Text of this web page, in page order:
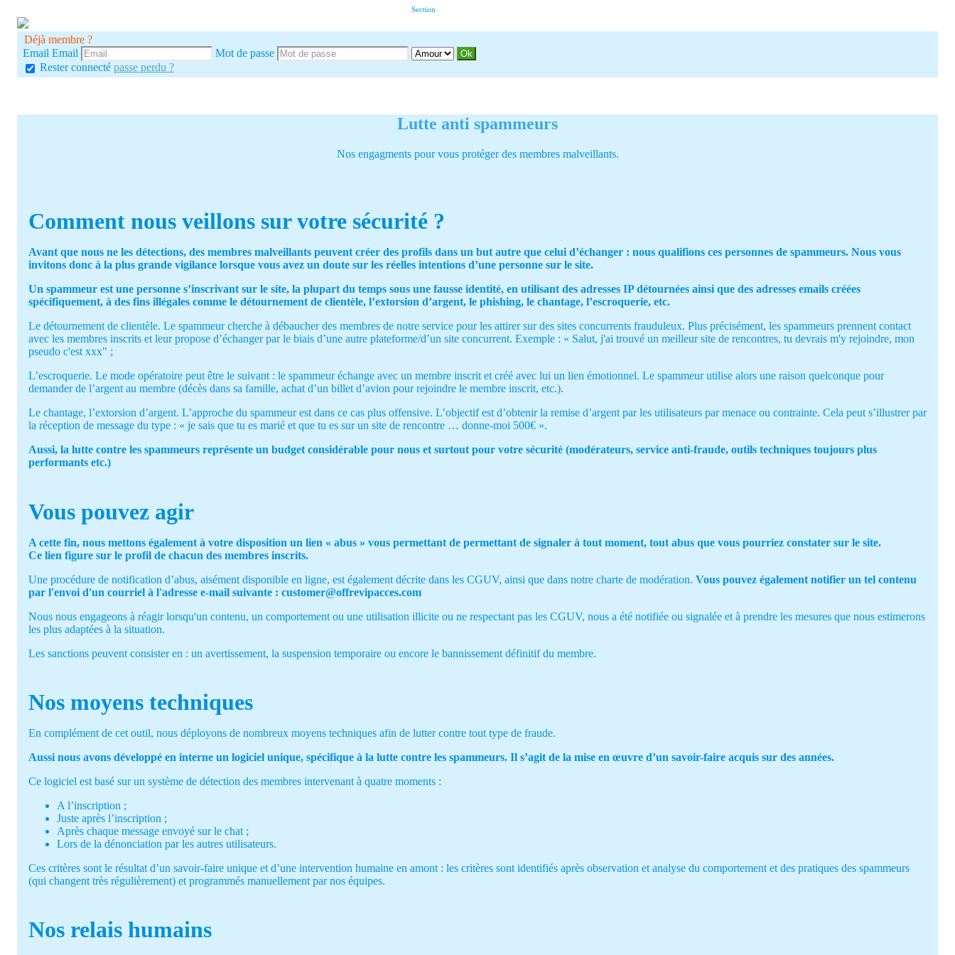
Déjà membre ?
Email Email Mot de passe
Section
Rester connecté passe perdu ?
Lutte anti spammeurs
Nos engagments pour vous protéger des membres malveillants.
Comment nous veillons sur votre sécurité ?
Avant que nous ne les détections, des membres malveillants peuvent créer des profils dans un but autre que celui d’échanger : nous qualifions ces personnes de spammeurs. Nous vous
invitons donc à la plus grande vigilance lorsque vous avez un doute sur les réelles intentions d’une personne sur le site.
Un spammeur est une personne s’inscrivant sur le site, la plupart du temps sous une fausse identité, en utilisant des adresses IP détournées ainsi que des adresses emails créées
spécifiquement, à des fins illégales comme le détournement de clientèle, l’extorsion d’argent, le phishing, le chantage, l’escroquerie, etc.
Le détournement de clientèle. Le spammeur cherche à débaucher des membres de notre service pour les attirer sur des sites concurrents frauduleux. Plus précisément, les spammeurs prennent contact
avec les membres inscrits et leur propose d’échanger par le biais d’une autre plateforme/d’un site concurrent. Exemple : « Salut, j'ai trouvé un meilleur site de rencontres, tu devrais m'y rejoindre, mon
pseudo c'est xxx" ;
L’escroquerie. Le mode opératoire peut être le suivant : le spammeur échange avec un membre inscrit et créé avec lui un lien émotionnel. Le spammeur utilise alors une raison quelconque pour
demander de l’argent au membre (décès dans sa famille, achat d’un billet d’avion pour rejoindre le membre inscrit, etc.).
Le chantage, l’extorsion d’argent. L’approche du spammeur est dans ce cas plus offensive. L’objectif est d’obtenir la remise d’argent par les utilisateurs par menace ou contrainte. Cela peut s’illustrer par
la réception de message du type : « je sais que tu es marié et que tu es sur un site de rencontre … donne-moi 500€ ».
Aussi, la lutte contre les spammeurs représente un budget considérable pour nous et surtout pour votre sécurité (modérateurs, service anti-fraude, outils techniques toujours plus
performants etc.)
Vous pouvez agir
A cette fin, nous mettons également à votre disposition un lien « abus » vous permettant de permettant de signaler à tout moment, tout abus que vous pourriez constater sur le site.
Ce lien figure sur le profil de chacun des membres inscrits.
Une procédure de notification d’abus, aisément disponible en ligne, est également décrite dans les CGUV, ainsi que dans notre charte de modération. Vous pouvez également notifier un tel contenu
par l'envoi d'un courriel à l'adresse e-mail suivante : customer@offrevipacces.com
Nous nous engageons à réagir lorsqu'un contenu, un comportement ou une utilisation illicite ou ne respectant pas les CGUV, nous a été notifiée ou signalée et à prendre les mesures que nous estimerons
les plus adaptées à la situation.
Les sanctions peuvent consister en : un avertissement, la suspension temporaire ou encore le bannissement définitif du membre.
Nos moyens techniques
En complément de cet outil, nous déployons de nombreux moyens techniques afin de lutter contre tout type de fraude.
Aussi nous avons développé en interne un logiciel unique, spécifique à la lutte contre les spammeurs. Il s’agit de la mise en œuvre d’un savoir-faire acquis sur des années.
Ce logiciel est basé sur un système de détection des membres intervenant à quatre moments :
A l’inscription ;
Juste après l’inscription ;
Après chaque message envoyé sur le chat ;
Lors de la dénonciation par les autres utilisateurs.
Ces critères sont le résultat d’un savoir-faire unique et d’une intervention humaine en amont : les critères sont identifiés après observation et analyse du comportement et des pratiques des spammeurs
(qui changent très régulièrement) et programmés manuellement par nos équipes.
Nos relais humains